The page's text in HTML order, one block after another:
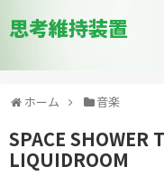
思考維持装置
ホーム 音楽
SPACE SHOWER
LIQUIDROOM